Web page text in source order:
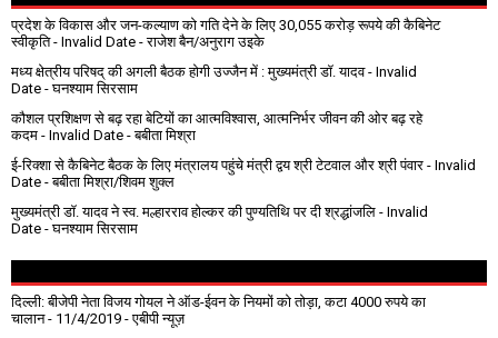
प्रदेश के विकास और जन-कल्याण को गति देने के लिए 30,055 करोड़ रूपये की कैबिनेट
स्वीकृति- Invalid Date - राजेश बैन/अनुराग उइके
मध्य क्षेत्रीय परिषद् की अगली बैठक होगी उज्जैन में : मुख्यमंत्री डॉ. यादव- Invalid
Date - घनश्याम सिरसाम
कौशल प्रशिक्षण से बढ़ रहा बेटियों का आत्मविश्वास, आत्मनिर्भर जीवन की ओर बढ़ रहे
कदम - Invalid Date - बबीता मिश्रा
ई-रिक्शा से कैबिनेट बैठक के लिए मंत्रालय पहुंचे मंत्री द्वय श्री टेटवाल और श्री पंवार - Invalid
Date - बबीता मिश्रा/शिवम शुक्ल
मुख्यमंत्री डॉ. यादव ने स्व. मल्हारराव होल्कर की पुण्यतिथि पर दी श्रद्धांजलि - Invalid
Date - घनश्याम सिरसाम
दिल्ली: बीजेपी नेता विजय गोयल ने ऑड-ईवन के नियमों को तोड़ा, कटा 4000 रुपये का
चालान- 11/4/2019 - एबीपी न्यूज़